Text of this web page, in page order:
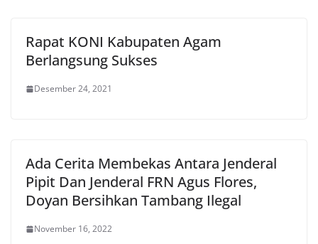
Rapat KONI Kabupaten Agam
Berlangsung Sukses
Desember 24, 2021
Ada Cerita Membekas Antara Jenderal
Pipit Dan Jenderal FRN Agus Flores,
Doyan Bersihkan Tambang Ilegal
November 16, 2022